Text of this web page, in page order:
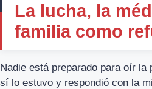
La lucha, la
familia como
Nadie está preparado para oír la
sí lo estuvo y respondió con la